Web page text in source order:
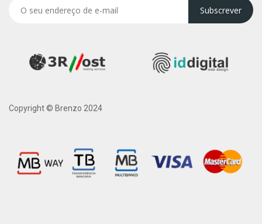
Subscrever
Copyright © Brenzo 2024